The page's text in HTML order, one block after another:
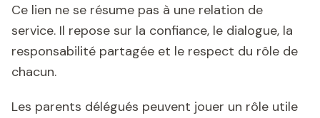
Ce lien ne se résume pas à une relation de
service. Il repose sur la confiance, le dialogue, la
responsabilité partagée et le respect du rôle de
chacun.
Les parents délégués peuvent jouer un rôle utile